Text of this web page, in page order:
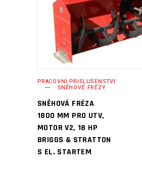
PRACOVNÍ PŘÍSLUŠENSTVÍ
SNĚHOVÉ FRÉZY
SNĚHOVÁ FRÉZA
1800 MM PRO UTV,
MOTOR V2, 18 HP
BRIGGS & STRATTON
S EL. STARTEM